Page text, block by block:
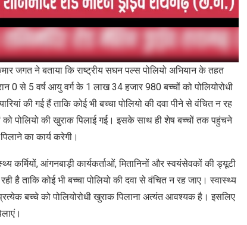
बताया कि राष्ट्रीय सघन पल्स पोलियो अभियान के तहत
से 5 वर्ष आयु वर्ग के 1 लाख 34 हजार 980 बच्चों को पोलियोरोधी
की गई हैं ताकि कोई भी बच्चा पोलियो की दवा पीने से वंचित न रह
पोलियो की खुराक पिलाई गई। इसके साथ ही शेष बच्चों तक पहुंचने
का कार्य करेगी।
आंगनबाड़ी कार्यकर्ताओं, मितानिनों और स्वयंसेवकों की ड्यूटी
है ताकि कोई भी बच्चा पोलियो की दवा से वंचित न रह जाए। स्वास्थ्य
बच्चे को पोलियोरोधी खुराक पिलाना अत्यंत आवश्यक है। इसलिए